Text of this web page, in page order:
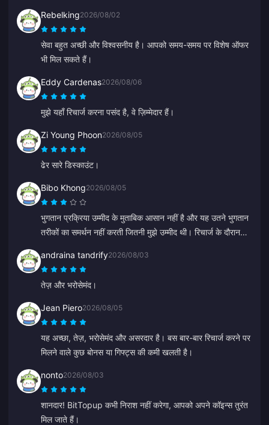
Rebelking2026/08/02
सेवा बहुत अच्छी और विश्वसनीय है। आपको समय-समय पर विशेष ऑफर
भी मिल सकते हैं।
Eddy Cardenas2026/08/06
मुझे यहाँ रिचार्ज करना पसंद है, वे ज़िम्मेदार हैं।
Zi Young Phoon2026/08/05
ढेर सारे डिस्काउंट।
Bibo Khong2026/08/05
भुगतान प्रक्रिया उम्मीद के मुताबिक आसान नहीं है और यह उतने भुगतान
तरीकों का समर्थन नहीं करती जितनी मुझे उम्मीद थी। रिचार्ज के दौरान
जवाब भी धीमा होता है। यह भी स्पष्ट नहीं है कि भुगतान कब प्रोसेस होते
हैं। अगर इन समस्याओं को ठीक कर दिया जाए तो यह बहुत अधिक
भरोसेमंद हो जाएगा।
andraina tandrify2026/08/03
तेज़ और भरोसेमंद।
Jean Piero2026/08/05
यह अच्छा, तेज़, भरोसेमंद और असरदार है। बस बार-बार रिचार्ज करने पर
मिलने वाले कुछ बोनस या गिफ्ट्स की कमी खलती है।
nonto2026/08/03
शानदार! BitTopup कभी निराश नहीं करेगा, आपको अपने कॉइन्स तुरंत
मिल जाते हैं।